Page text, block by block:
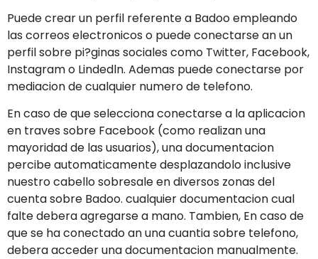
Puede crear un perfil referente a Badoo empleando
las correos electronicos o puede conectarse an un
perfil sobre pi?ginas sociales como Twitter, Facebook,
Instagram o Lindedln. Ademas puede conectarse por
mediacion de cualquier numero de telefono.
En caso de que selecciona conectarse a la aplicacion
en traves sobre Facebook (como realizan una
mayoridad de las usuarios), una documentacion
percibe automaticamente desplazandolo inclusive
nuestro cabello sobresale en diversos zonas del
cuenta sobre Badoo. cualquier documentacion cual
falte debera agregarse a mano. Tambien, En caso de
que se ha conectado an una cuanti­a sobre telefono,
debera acceder una documentacion manualmente.